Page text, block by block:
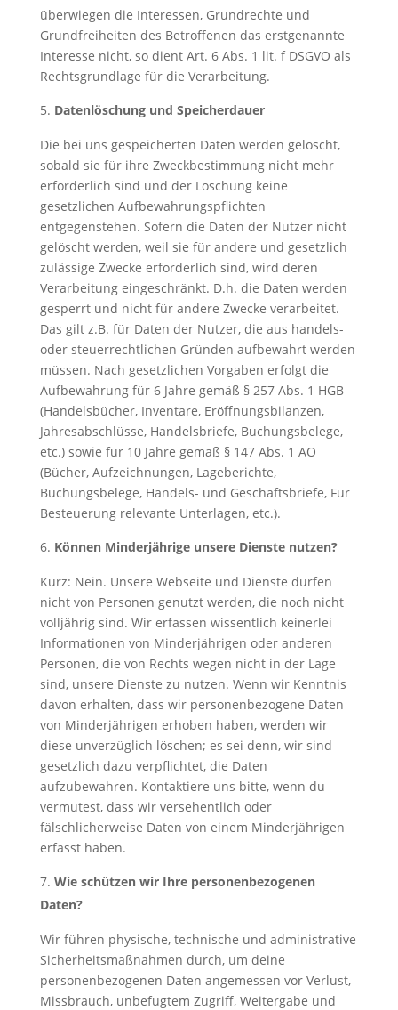
überwiegen die Interessen, Grundrechte und
Grundfreiheiten des Betroffenen das erstgenannte
Interesse nicht, so dient Art. 6 Abs. 1 lit. f DSGVO als
Rechtsgrundlage für die Verarbeitung.
Datenlöschung und Speicherdauer
Die bei uns gespeicherten Daten werden gelöscht,
sobald sie für ihre Zweckbestimmung nicht mehr
erforderlich sind und der Löschung keine
gesetzlichen Aufbewahrungspflichten
entgegenstehen. Sofern die Daten der Nutzer nicht
gelöscht werden, weil sie für andere und gesetzlich
zulässige Zwecke erforderlich sind, wird deren
Verarbeitung eingeschränkt. D.h. die Daten werden
gesperrt und nicht für andere Zwecke verarbeitet.
Das gilt z.B. für Daten der Nutzer, die aus handels-
oder steuerrechtlichen Gründen aufbewahrt werden
müssen. Nach gesetzlichen Vorgaben erfolgt die
Aufbewahrung für 6 Jahre gemäß § 257 Abs. 1 HGB
(Handelsbücher, Inventare, Eröffnungsbilanzen,
Jahresabschlüsse, Handelsbriefe, Buchungsbelege,
etc.) sowie für 10 Jahre gemäß § 147 Abs. 1 AO
(Bücher, Aufzeichnungen, Lageberichte,
Buchungsbelege, Handels- und Geschäftsbriefe, Für
Besteuerung relevante Unterlagen, etc.).
Können Minderjährige unsere Dienste nutzen?
Kurz: Nein. Unsere Webseite und Dienste dürfen
nicht von Personen genutzt werden, die noch nicht
volljährig sind. Wir erfassen wissentlich keinerlei
Informationen von Minderjährigen oder anderen
Personen, die von Rechts wegen nicht in der Lage
sind, unsere Dienste zu nutzen. Wenn wir Kenntnis
davon erhalten, dass wir personenbezogene Daten
von Minderjährigen erhoben haben, werden wir
diese unverzüglich löschen; es sei denn, wir sind
gesetzlich dazu verpflichtet, die Daten
aufzubewahren. Kontaktiere uns bitte, wenn du
vermutest, dass wir versehentlich oder
fälschlicherweise Daten von einem Minderjährigen
erfasst haben.
Wie schützen wir Ihre personenbezogenen
Daten?
Wir führen physische, technische und administrative
Sicherheitsmaßnahmen durch, um deine
personenbezogenen Daten angemessen vor Verlust,
Missbrauch, unbefugtem Zugriff, Weitergabe und